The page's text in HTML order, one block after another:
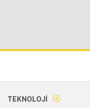
TEKNOLOJI